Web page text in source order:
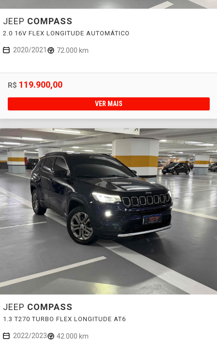
JEEP COMPASS
2.0 16V FLEX LONGITUDE AUTOMÁTICO
2020/2021 72.000 km
R$ 119.900,00
VER MAIS
JEEP COMPASS
1.3 T270 TURBO FLEX LONGITUDE AT6
2022/2023 42.000 km